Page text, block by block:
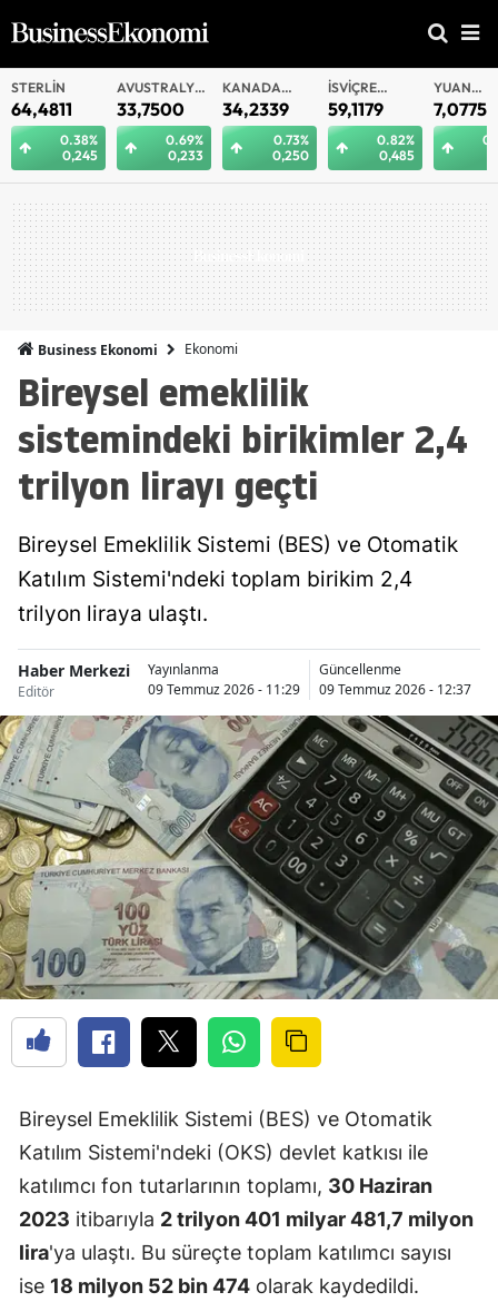
AVUSTRALYA
DOLARI
33,7500
0.69%
0,233
KANADA
DOLARI
34,2339
0.73%
0,250
İSVIÇRE
FRANKI
59,1179
0.82%
0,485
YUAN
OFFSHORE
7,0775
0.29%
0,021
YUAN
7,0812
Business Ekonomi Ekonomi
Bireysel emeklilik
sistemindeki birikimler 2,4
trilyon lirayı geçti
Bireysel Emeklilik Sistemi (BES) ve Otomatik
Katılım Sistemi'ndeki toplam birikim 2,4
trilyon liraya ulaştı.
Haber Merkezi
Editör
Yayınlanma
09 Temmuz 2026 - 11:29
Güncellenme
09 Temmuz 2026 - 12:37
Bireysel Emeklilik Sistemi (BES) ve Otomatik
Katılım Sistemi'ndeki (OKS) devlet katkısı ile
katılımcı fon tutarlarının toplamı, 30 Haziran
2023 itibarıyla 2 trilyon 401 milyar 481,7 milyon
lira'ya ulaştı. Bu süreçte toplam katılımcı sayısı
ise 18 milyon 52 bin 474 olarak kaydedildi.